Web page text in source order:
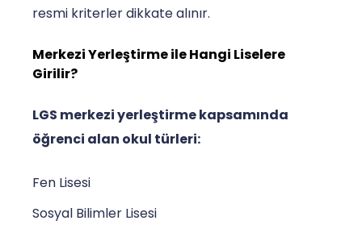
resmi kriterler dikkate alınır.
Merkezi Yerleştirme ile Hangi Liselere
Girilir?
LGS merkezi yerleştirme kapsamında
öğrenci alan okul türleri:
Fen Lisesi
Sosyal Bilimler Lisesi